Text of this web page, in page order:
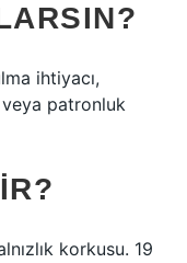
ihtiyacı,
veya patronluk
korkusu. 19